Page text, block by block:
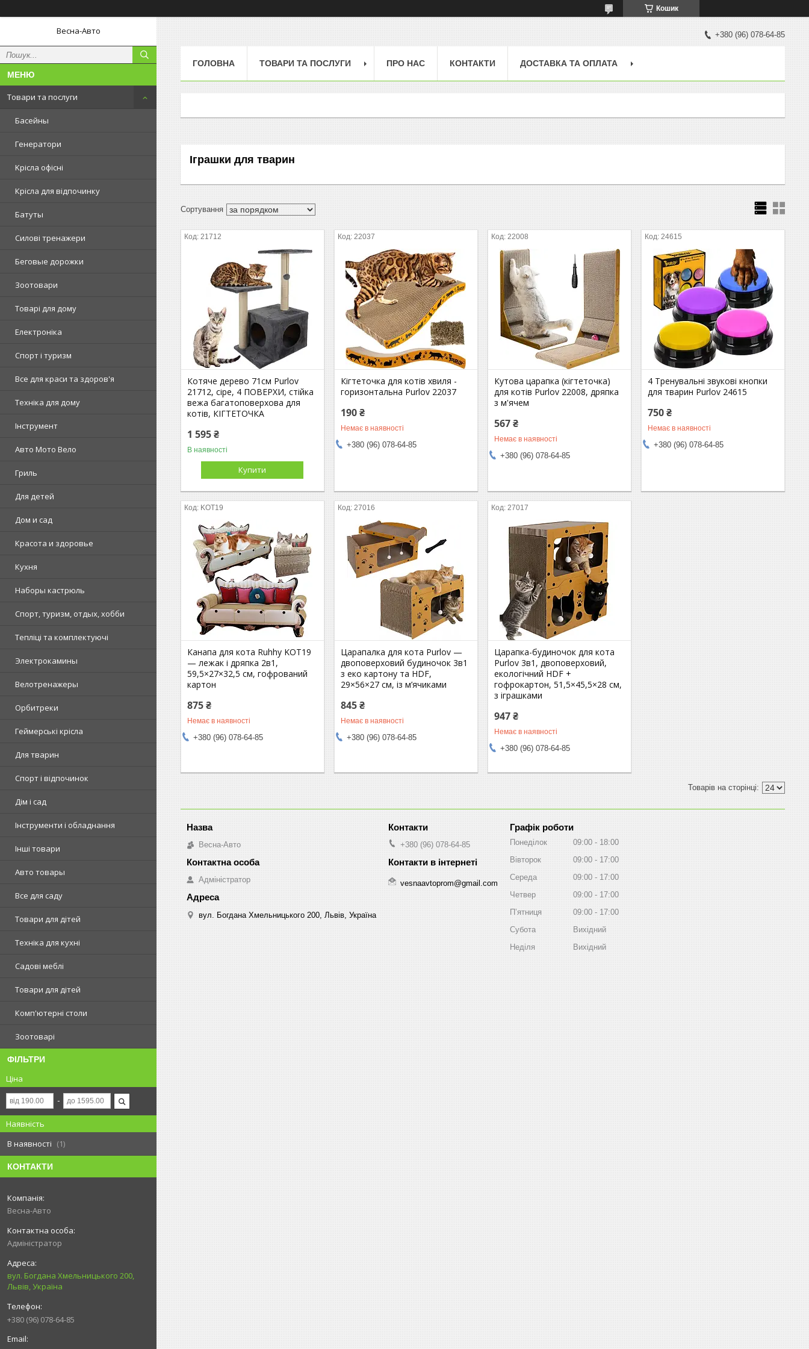
Кошик
Весна-Авто
Товари та послуги
Басейны
Генератори
Kрісла oфісні
Крісла для відпочинку
Батуты
Силові тренажери
Беговые дорожки
Зоотовари
Товарі для дому
Електроніка
Спорт і туризм
Все для краси та здоров'я
Техніка для дому
Інструмент
Авто Мото Вело
Гриль
Для детей
Дом и сад
Красота и здоровье
Кухня
Наборы кастрюль
Спорт, туризм, отдых, хобби
Тепліці та комплектуючі
Электрокамины
Велотренажеры
Орбитреки
Геймерські крісла
Для тварин
Спорт і відпочинок
Дім і сад
Інструменти і обладнання
Інші товари
Авто товары
Все для саду
Товари для дітей
Техніка для кухні
Садові меблі
Товари для дітей
Комп'ютерні столи
Зоотоварі
ФІЛЬТРИ
Ціна
Наявність
В наявності
1
КОНТАКТИ
Весна-Авто
Адміністратор
вул. Богдана Хмельницького 200,
Львів, Україна
+380 (96) 078-64-85
+380 (96) 078-64-85
ГОЛОВНА ТОВАРИ ТА ПОСЛУГИ ПРО НАС КОНТАКТИ ДОСТАВКА ТА ОПЛАТА
Іграшки для тварин
21712
Котяче дерево 71см Purlov
21712, сіре, 4 ПОВЕРХИ, стійка
вежа багатоповерхова для
котів, КІГТЕТОЧКА
1 595 ₴
В наявності
Купити
22037
Кігтеточка для котів хвиля -
горизонтальна Purlov 22037
190 ₴
Немає в наявності
+380 (96) 078-64-85
22008
Кутова царапка (кігтеточка)
для котів Purlov 22008, дряпка
з м'ячем
567 ₴
Немає в наявності
+380 (96) 078-64-85
24615
4 Тренувальні звукові кнопки
для тварин Purlov 24615
750 ₴
Немає в наявності
+380 (96) 078-64-85
KOT19
Канапа для кота Ruhhy KOT19
— лежак і дряпка 2в1,
59,5×27×32,5 см, гофрований
картон
875 ₴
Немає в наявності
+380 (96) 078-64-85
27016
Царапалка для кота Purlov —
двоповерховий будиночок 3в1
з еко картону та HDF,
29×56×27 см, із м’ячиками
845 ₴
Немає в наявності
+380 (96) 078-64-85
27017
Царапка-будиночок для кота
Purlov 3в1, двоповерховий,
екологічний HDF +
гофрокартон, 51,5×45,5×28 см,
з іграшками
947 ₴
Немає в наявності
+380 (96) 078-64-85
Весна-Авто
Адміністратор
вул. Богдана Хмельницького 200, Львів, Україна
+380 (96) 078-64-85
vesnaavtoprom@gmail.com
Графік роботи
Понеділок 09:00
18:00
Вівторок
09:00
17:00
Середа
09:00
17:00
Четвер
09:00
17:00
Пʼятниця
09:00
17:00
Субота
Вихідний
Неділя
Вихідний